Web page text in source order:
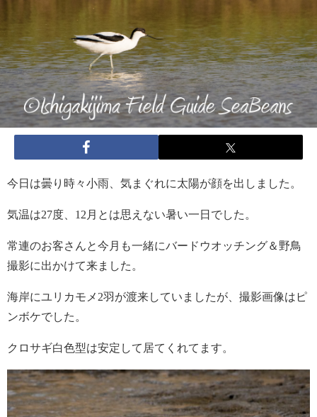
今日は曇り時々小雨、気まぐれに太陽が顔を出しました。
気温は27度、12月とは思えない暑い一日でした。
常連のお客さんと今月も一緒にバードウオッチング＆野鳥
撮影に出かけて来ました。
海岸にユリカモメ2羽が渡来していましたが、撮影画像はピ
ンボケでした。
クロサギ白色型は安定して居てくれてます。